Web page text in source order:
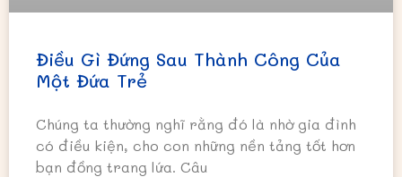
Điều Gì Đứng Sau Thành Công Của
Một Đứa Trẻ
Chúng ta thường nghĩ rằng đó là nhờ gia đình
có điều kiện, cho con những nền tảng tốt hơn
bạn đồng trang lứa. Câu